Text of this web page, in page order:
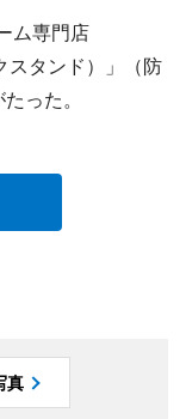
ム専門店
スタンド）」（防
った。
真